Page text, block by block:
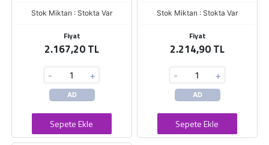
Stok Miktarı : Stokta Var
Fiyat
2.167,20 TL
- +
AD
Sepete Ekle
Stok Miktarı : Stokta Var
Fiyat
2.214,90 TL
- +
AD
Sepete Ekle